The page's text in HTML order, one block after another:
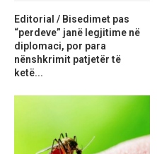
Editorial / Bisedimet pas
“perdeve” janë legjitime në
diplomaci, por para
nënshkrimit patjetër të
ketë...